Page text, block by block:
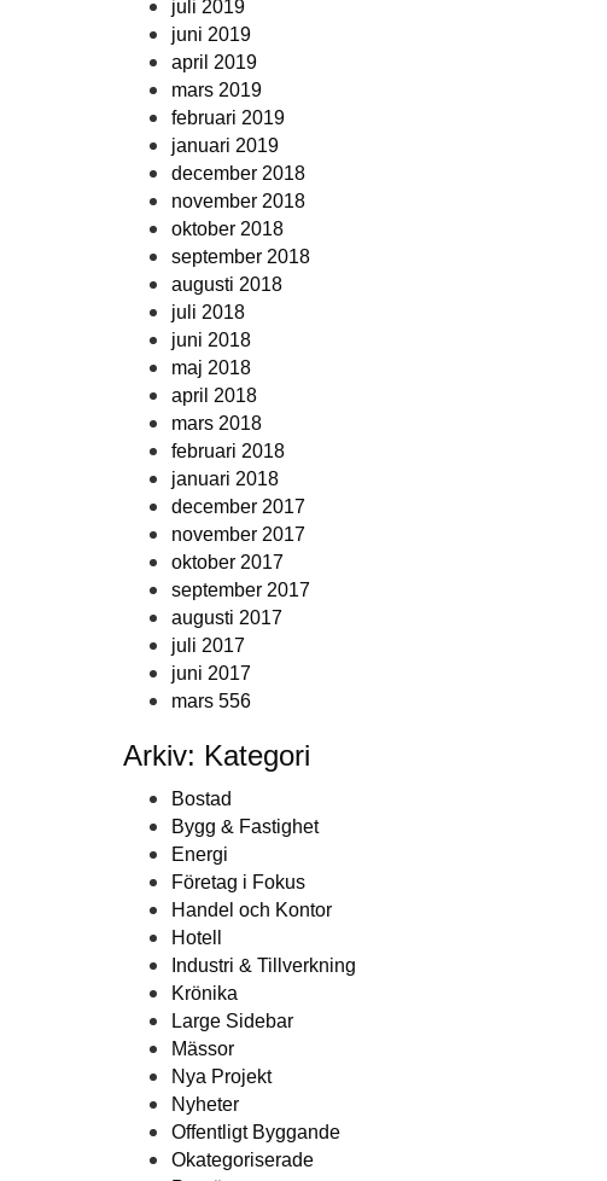
juli 2019
juni 2019
april 2019
mars 2019
februari 2019
januari 2019
december 2018
november 2018
oktober 2018
september 2018
augusti 2018
juli 2018
juni 2018
maj 2018
april 2018
mars 2018
februari 2018
januari 2018
december 2017
november 2017
oktober 2017
september 2017
augusti 2017
juli 2017
juni 2017
mars 556
Arkiv: Kategori
Bostad
Bygg & Fastighet
Energi
Företag i Fokus
Handel och Kontor
Hotell
Industri & Tillverkning
Krönika
Large Sidebar
Mässor
Nya Projekt
Nyheter
Offentligt Byggande
Okategoriserade